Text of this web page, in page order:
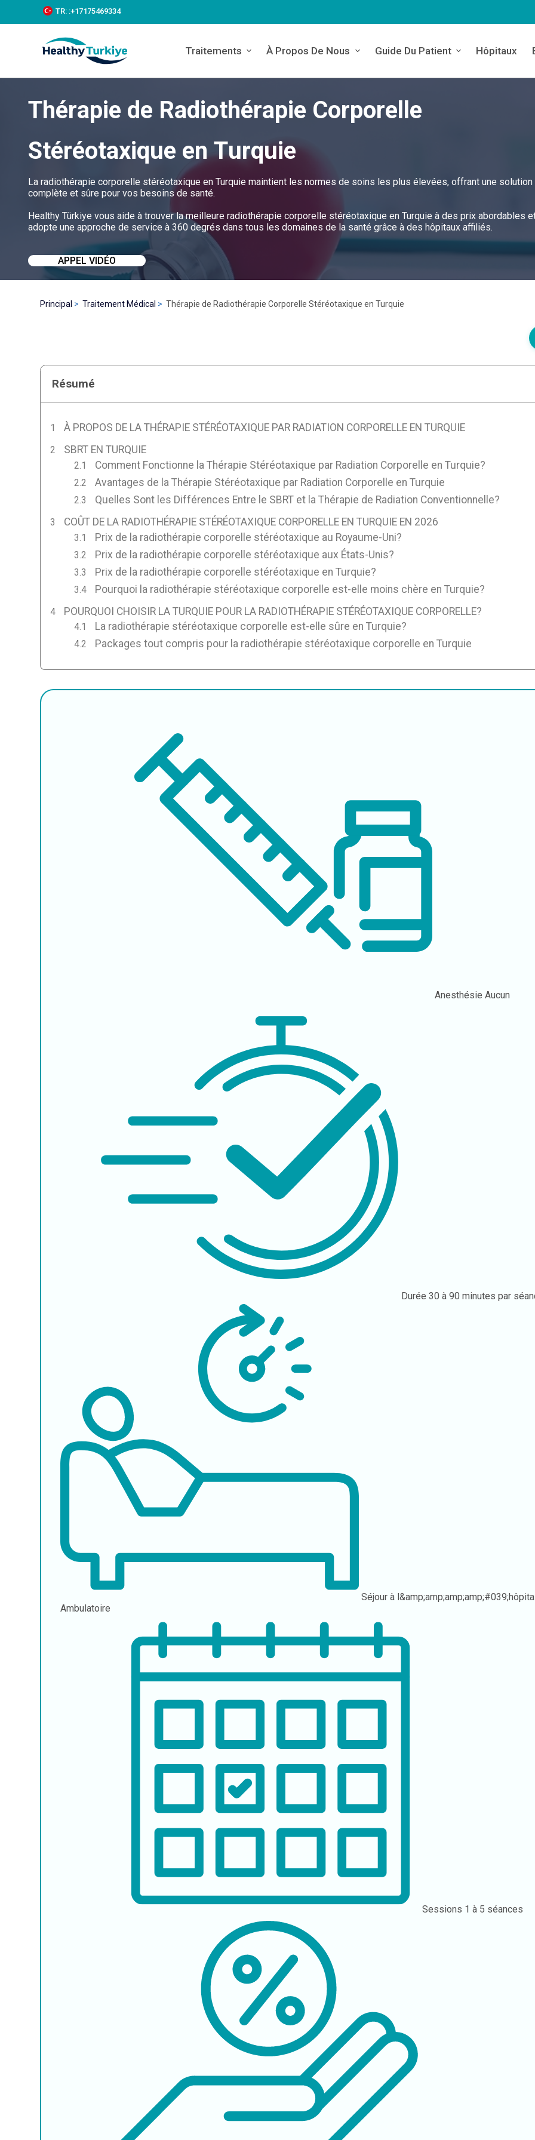
k
c
TR: :+‪17175469334‬
Traitements À Propos De Nous Guide Du Patient Hôpitaux
Thérapie de Radiothérapie Corporelle
Stéréotaxique en Turquie
La radiothérapie corporelle stéréotaxique en Turquie maintient les normes de soins les plus élevées, offrant une solution
complète et sûre pour vos besoins de santé.
Healthy Türkiye vous aide à trouver la meilleure radiothérapie corporelle stéréotaxique en Turquie à des prix abordables
adopte une approche de service à 360 degrés dans tous les domaines de la santé grâce à des hôpitaux affiliés.
APPEL VIDÉO
Principal Traitement Médical Thérapie de Radiothérapie Corporelle Stéréotaxique en Turquie
Résumé
À PROPOS DE LA THÉRAPIE STÉRÉOTAXIQUE PAR RADIATION CORPORELLE EN TURQUIE
SBRT EN TURQUIE
Comment Fonctionne la Thérapie Stéréotaxique par Radiation Corporelle en Turquie?
Avantages de la Thérapie Stéréotaxique par Radiation Corporelle en Turquie
Quelles Sont les Différences Entre le SBRT et la Thérapie de Radiation Conventionnelle?
COÛT DE LA RADIOTHÉRAPIE STÉRÉOTAXIQUE CORPORELLE EN TURQUIE EN 2026
Prix de la radiothérapie corporelle stéréotaxique au Royaume-Uni?
Prix de la radiothérapie corporelle stéréotaxique aux États-Unis?
Prix de la radiothérapie corporelle stéréotaxique en Turquie?
Pourquoi la radiothérapie stéréotaxique corporelle est-elle moins chère en Turquie?
POURQUOI CHOISIR LA TURQUIE POUR LA RADIOTHÉRAPIE STÉRÉOTAXIQUE CORPORELLE?
La radiothérapie stéréotaxique corporelle est-elle sûre en Turquie?
Packages tout compris pour la radiothérapie stéréotaxique corporelle en Turquie
AnesthésieAucun
Durée 30 à 90 minutes par
Séjour à
Ambulatoire
Sessions 1 à 5 séances